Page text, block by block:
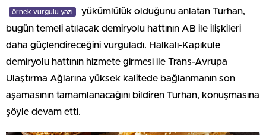
örnek vurgulu yazı
yükümlülük olduğunu anlatan Turhan,
bugün temeli atılacak demiryolu hattının AB ile ilişkileri
daha güçlendireceğini vurguladı. Halkalı-Kapıkule
demiryolu hattının hizmete girmesi ile Trans-Avrupa
Ulaştırma Ağlarına yüksek kalitede bağlanmanın son
aşamasının tamamlanacağını bildiren Turhan, konuşmasına
şöyle devam etti.